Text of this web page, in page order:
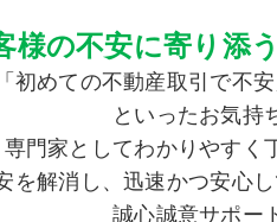
様の不安に寄り添
「初めての不動産取引で不
といったお気持
専門家としてわかりやすく
を解消し、迅速かつ安心
誠心誠意サポー